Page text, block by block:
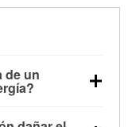
de un